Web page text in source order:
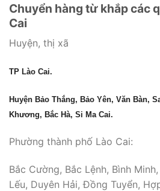
Chuyển hàng từ khắp các
Cai
Huyện, thị xã
TP Lào Cai.
Huyện Bảo Thắng, Bảo Yên, Văn Bàn,
Khương, Bắc Hà, Si Ma Cai.
Phường thành phố Lào Cai:
Bắc Cường, Bắc Lệnh, Bình
Lếu, Duyên Hải, Đồng Tuyển,